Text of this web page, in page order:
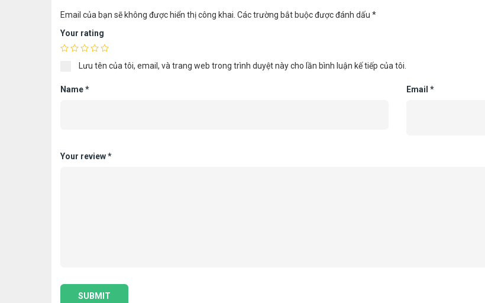
Email của bạn sẽ không được hiển thị công khai. Các trường bắt buộc được đánh dấu *
Your rating
Lưu tên của tôi, email, và trang web trong trình duyệt này cho lần bình luận kế tiếp của tôi.
Name* Email *
Your review*